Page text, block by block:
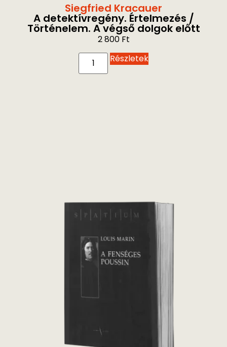
Siegfried Kracauer
A detektívregény. Értelmezés /
Történelem. A végső dolgok előtt
2 800 Ft
Részletek